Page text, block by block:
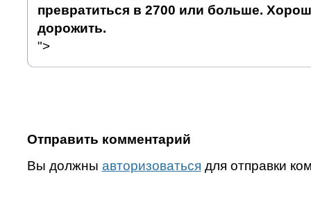
превратиться в 2700 или больше.
дорожить.
">
Отправить комментарий
Вы должны авторизоваться для отправки